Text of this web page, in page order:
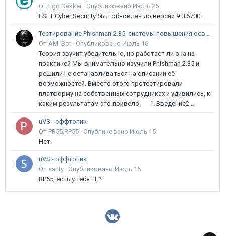
От Ego Dekker · Опубликовано Июль 25
ESET Cyber Security был обновлён до версии 9.0.6700.
Тестирование Phishman 2.35, системы повышения осведомлённости пользователей в сфере ИБ
От AM_Bot · Опубликовано Июль 16
Теория звучит убедительно, но работает ли она на
практике? Мы внимательно изучили Phishman 2.35 и
решили не останавливаться на описании её
возможностей. Вместо этого протестировали
платформу на собственных сотрудниках и удивились, к
каким результатам это привело. 1. Введение2...
uVS - оффтопик
От PR55.RP55 · Опубликовано Июль 15
Нет.
uVS - оффтопик
От santy · Опубликовано Июль 15
RP55, есть у тебя ТГ?